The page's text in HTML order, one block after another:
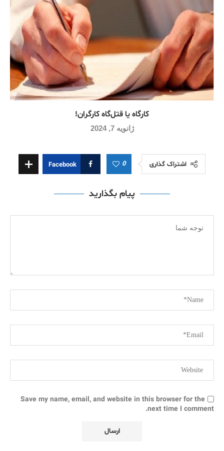
کارگاه یا قتل‌گاه کارگران!
ژانویه 7, 2024
اشتراک گذاری 0
Facebook
پیام بگذارید
Save my name, email, and website in this browser for the
next time I comment.